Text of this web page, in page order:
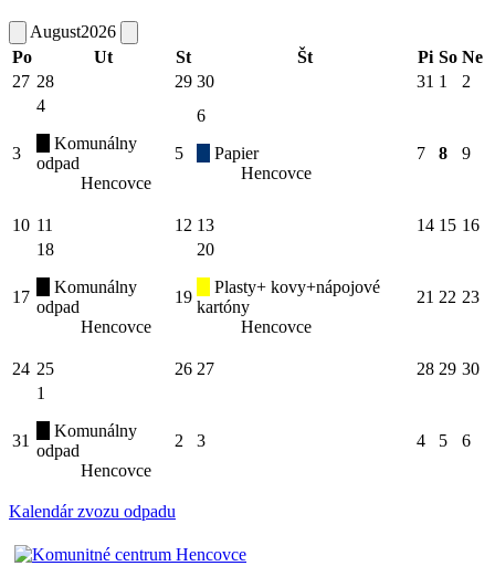
August2026
Po
Ut St Št Pi So Ne
27 28 29 30 31 1 2
3
4
Komunálny
odpad
Hencovce
5
6
Papier
Hencovce
7 8 9
10 11 12 13 14 15 16
17
18
Komunálny
odpad
Hencovce
19
20
Plasty+ kovy+nápojové
kartóny
Hencovce
21 22 23
24 25 26 27 28 29 30
31
1
Komunálny
odpad
Hencovce
2 3 4 5 6
Kalendár zvozu odpadu